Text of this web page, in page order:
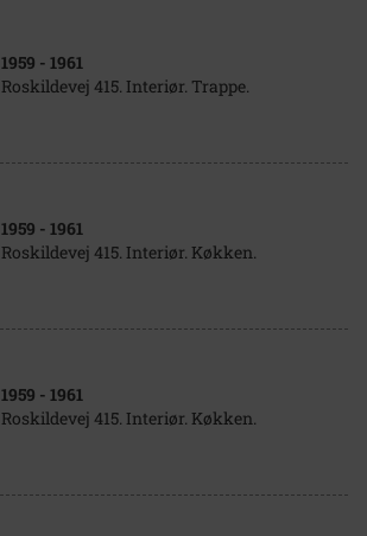
1959 - 1961
Roskildevej 415. Interiør. Trappe.
1959 - 1961
Roskildevej 415. Interiør. Køkken.
1959 - 1961
Roskildevej 415. Interiør. Køkken.